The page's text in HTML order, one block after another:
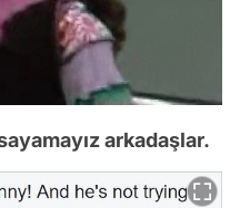
arkadaşlar.